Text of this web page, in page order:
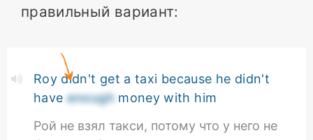
правильный вариант:
Roy didn't get a taxi because he didn't
haveenoughmoney with him
Рой не взял такси, потому что у него не